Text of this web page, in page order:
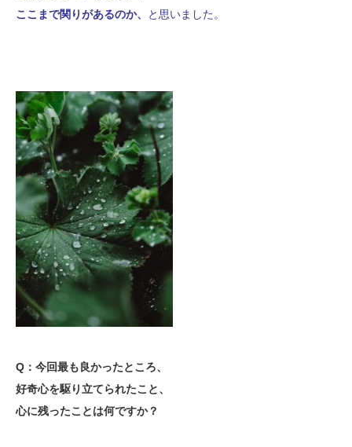
ここまで関りがあるのか、
と思いました。
Q：今回最も良かったところ、
好奇心を駆り立てられたこと、
心に残ったことは何ですか？